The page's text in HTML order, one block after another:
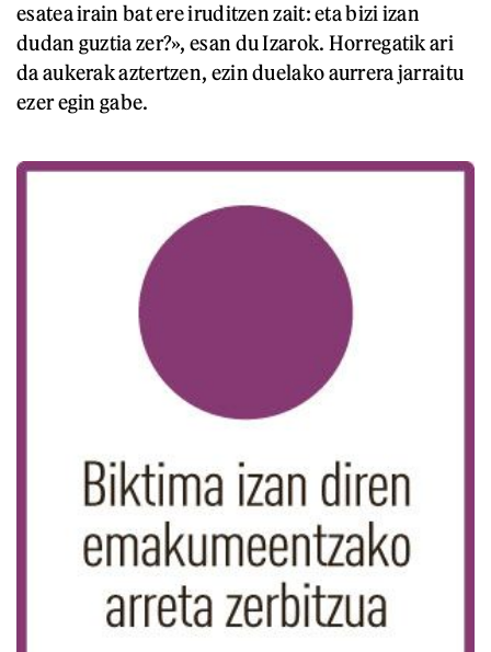
esatea irain bat ere iruditzen zait: eta bizi izan
dudan guztia zer?», esan du Izarok. Horregatik ari
da aukerak aztertzen, ezin duelako aurrera jarraitu
ezer egin gabe.